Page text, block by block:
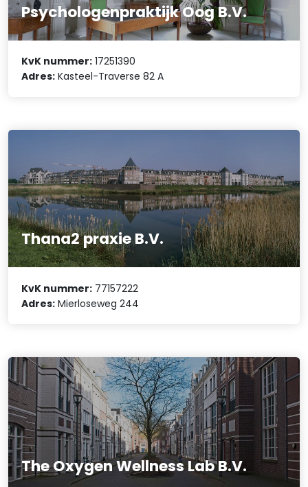
Psychologenpraktijk Oog B.V.
KvK nummer: 17251390
Adres: Kasteel-Traverse 82 A
Thana2 praxie B.V.
KvK nummer: 77157222
Adres: Mierloseweg 244
The Oxygen Wellness Lab B.V.